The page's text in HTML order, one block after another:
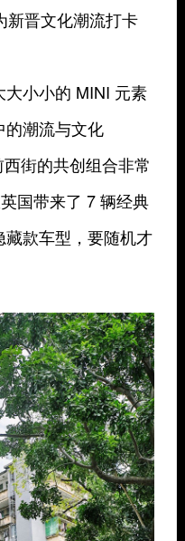
新晋文化潮流打卡
小小的 MINI 元素
的潮流与文化
街的共创组合非常
国带来了 7 辆经典
款车型，要随机才